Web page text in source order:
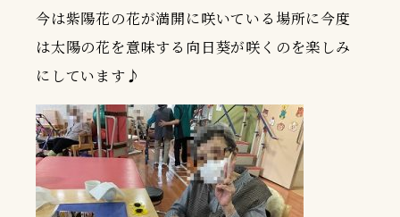
今は紫陽花の花が満開に咲いている場所に今度
は太陽の花を意味する向日葵が咲くのを楽しみ
にしています♪